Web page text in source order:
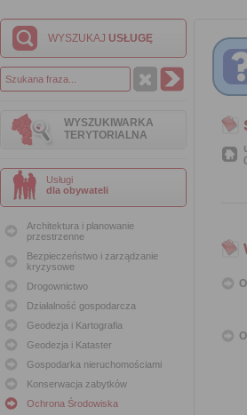
WYSZUKAJ USŁUGĘ
WYSZUKIWARKA
TERYTORIALNA
Usługi
dla obywateli
Architektura i planowanie
przestrzenne
Bezpieczeństwo i zarządzanie
kryzysowe
Drogownictwo
Działalność gospodarcza
Geodezja i Kartografia
Geodezja i Kataster
Gospodarka nieruchomościami
Konserwacja zabytków
Ochrona Środowiska